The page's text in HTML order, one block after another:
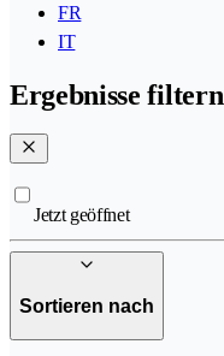
FR
IT
Ergebnisse filtern
Jetzt geöffnet
Sortieren nach